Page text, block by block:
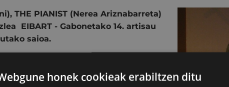
THE PIANIST (Nerea Ariznabarreta)
EIBART - Gabonetako 14. artisau
saioa.
honek cookieak erabiltzen ditu